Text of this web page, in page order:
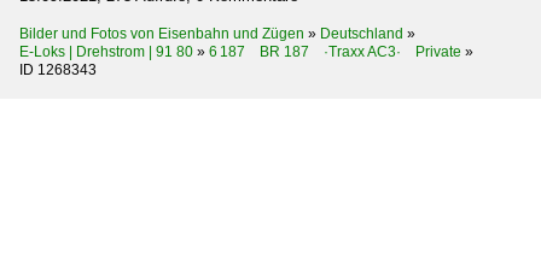
Bilder und Fotos von Eisenbahn und Zügen » Deutschland »
E-Loks | Drehstrom | 91 80 » 6 187 BR 187 ·Traxx AC3· Private »
ID 1268343